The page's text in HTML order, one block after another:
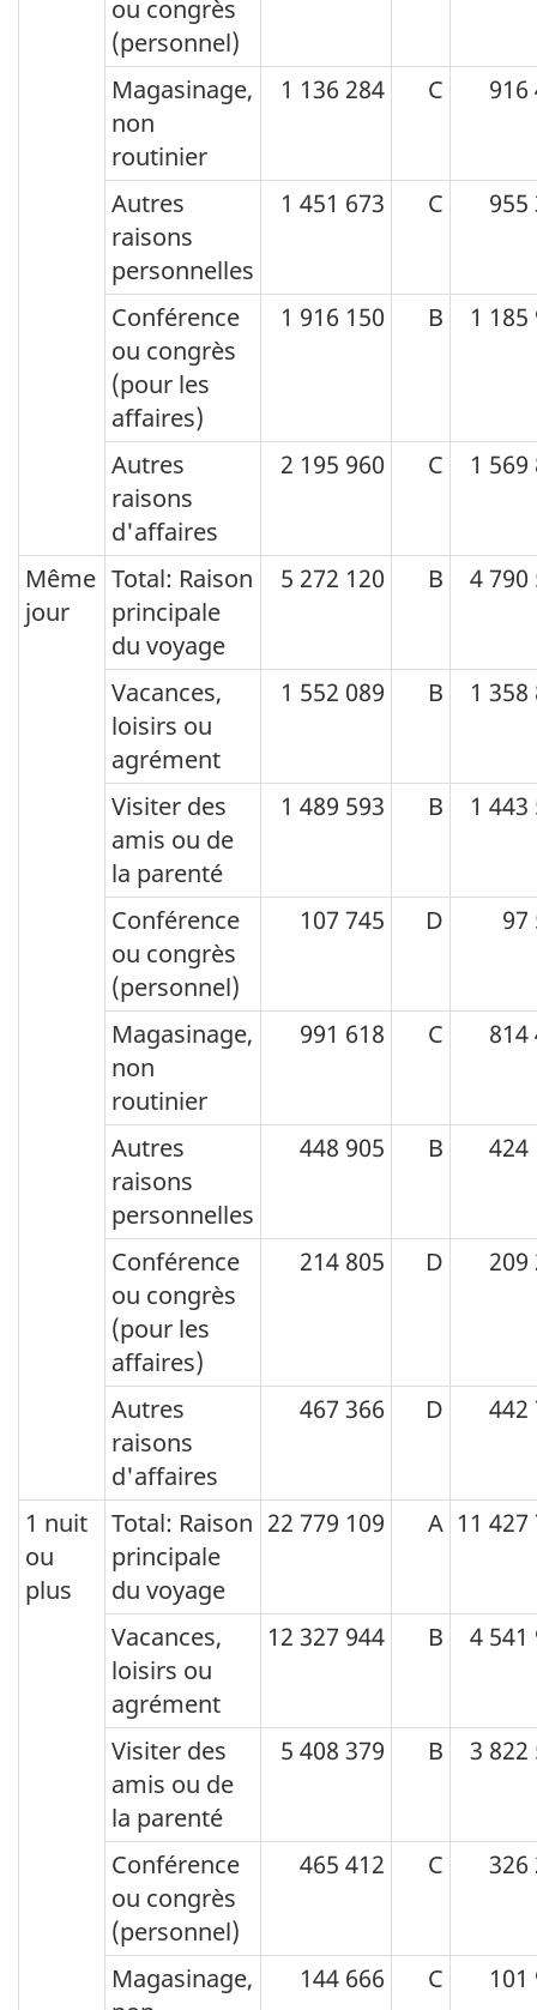
principale
voyage
pays
ou
région
dépenses,
incluant
dépenses
l'origine
transport
commercial
Canada,
milliers
1 000)
Sommaire
du
tableau
tableau
montre
résultats
ou congrès
(personnel)
Magasinage,
non
routinier
1 136 284 C 916
Autres
raisons
personnelles
1 451 673 C 955
Conférence
ou congrès
(pour les
affaires)
1 916 150 B 1 185
Autres
raisons
d'affaires
2 195 960 C 1 569
Même
jour
Total: Raison
principale
du voyage
5 272 120 B 4 790
Vacances,
loisirs ou
agrément
1 552 089 B 1 358
Visiter des
amis ou de
la parenté
1 489 593 B 1 443
Conférence
ou congrès
(personnel)
107 745 D 97
Magasinage,
non
routinier
991 618 C 814
Autres
raisons
personnelles
448 905 B 424
Conférence
ou congrès
(pour les
affaires)
214 805 D 209
Autres
raisons
d'affaires
467 366 D 442
1 nuit
ou
plus
Total: Raison
principale
du voyage
22 779 109 A 11 427
Vacances,
loisirs ou
agrément
12 327 944 B 4 541
Visiter des
amis ou de
la parenté
5 408 379 B 3 822
Conférence
ou congrès
(personnel)
465 412 C 326
Magasinage,
144 666 C 101